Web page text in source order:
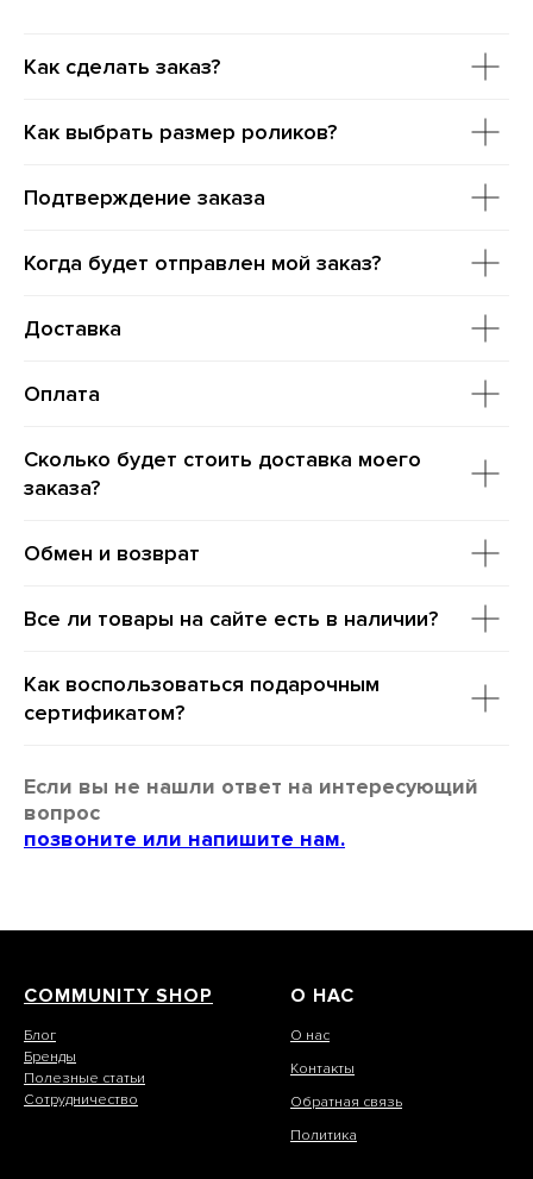
Как сделать заказ?
Как выбрать размер роликов?
Подтверждение заказа
Когда будет отправлен мой заказ?
Доставка
Оплата
Сколько будет стоить доставка моего
заказа?
Обмен и возврат
Все ли товары на сайте есть в наличии?
Как воспользоваться подарочным
сертификатом?
Если вы не нашли ответ на интересующий
вопрос
позвоните или напишите нам.
COMMUNITY SHOP
Блог
Бренды
Полезные статьи
Сотрудничество
О НАС
О нас
Контакты
Обратная связь
Политика